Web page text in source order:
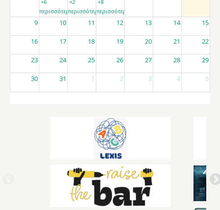
+6
περισσότερα
+2
περισσότερα
+8
περισσότερα
9 10 11 12 13 14 15
16 17 18 19 20 21 22
23 24 25 26 27 28 29
30 31 1 2 3 4 5